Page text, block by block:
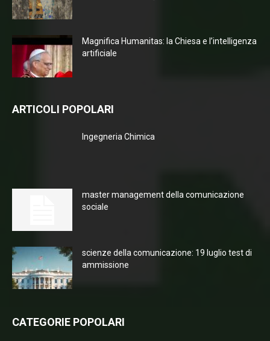
Magnifica Humanitas: la Chiesa e l’intelligenza
artificiale
ARTICOLI POPOLARI
Ingegneria Chimica
master management della comunicazione
sociale
scienze della comunicazione: 19 luglio test di
ammissione
CATEGORIE POPOLARI